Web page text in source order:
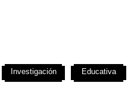
Investigación Educativa